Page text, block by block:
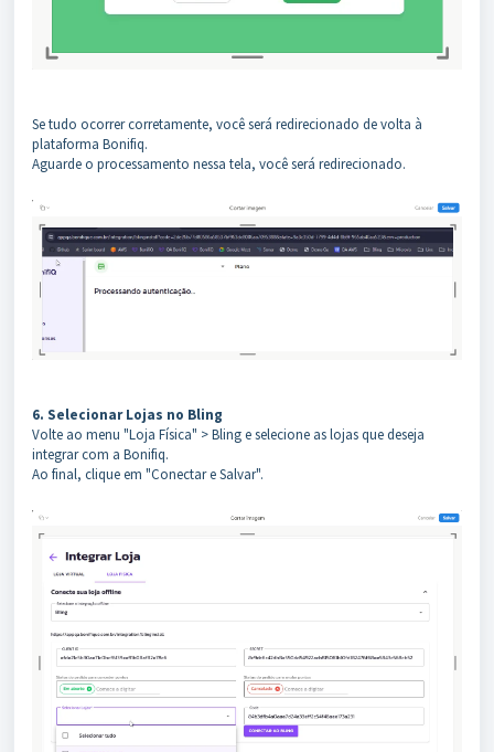
Se tudo ocorrer corretamente, você será redirecionado de volta à
plataforma Bonifiq.
Aguarde o processamento nessa tela, você será redirecionado.
6. Selecionar Lojas no Bling
Volte ao menu "Loja Física" > Bling e selecione as lojas que deseja
integrar com a Bonifiq.
Ao final, clique em "Conectar e Salvar".